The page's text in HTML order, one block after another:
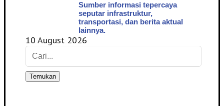
Sumber informasi tepercaya
seputar infrastruktur,
transportasi, dan berita aktual
lainnya.
10 August 2026
Temukan